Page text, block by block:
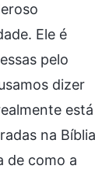
Ele é
pelo
dizer
está
na Bíblia
de como a